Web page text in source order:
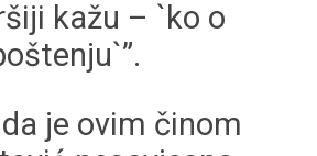
kažu – `ko o
je ovim činom